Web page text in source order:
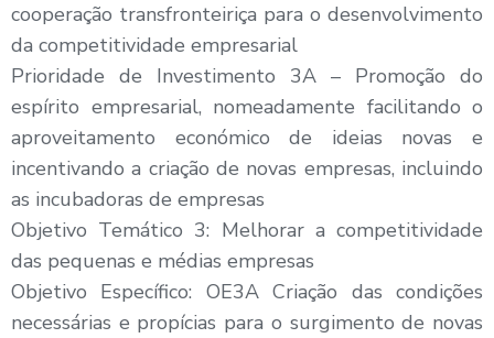
cooperação transfronteiriça para o desenvolvimento
da competitividade empresarial
Prioridade de Investimento 3A – Promoção do
espírito empresarial, nomeadamente facilitando o
aproveitamento económico de ideias novas e
incentivando a criação de novas empresas, incluindo
as incubadoras de empresas
Objetivo Temático 3: Melhorar a competitividade
das pequenas e médias empresas
Objetivo Específico: OE3A Criação das condições
necessárias e propícias para o surgimento de novas